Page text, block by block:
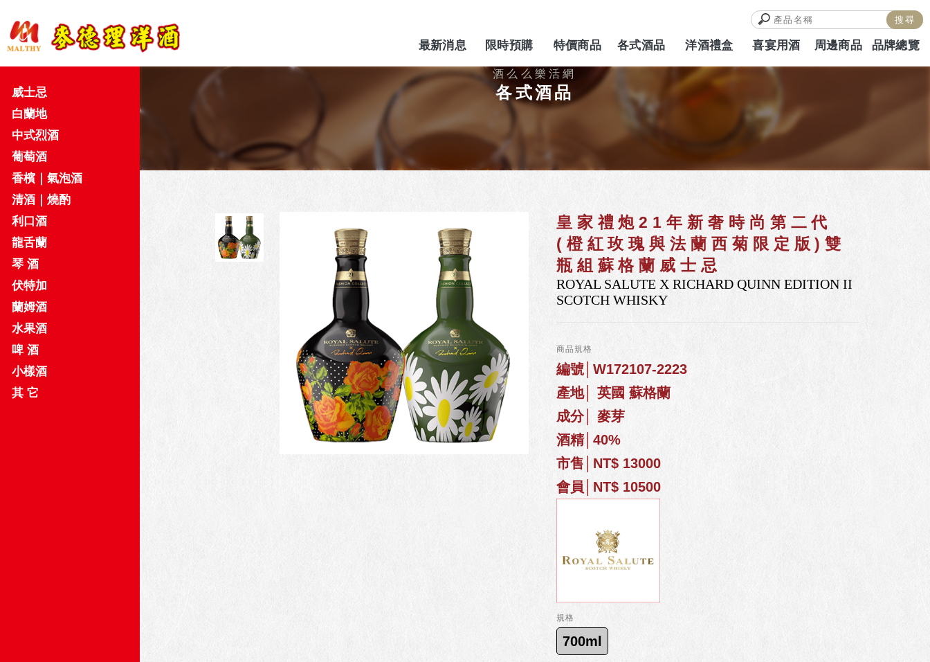
最新消息
NEWS
限時預購
PREORDER
特價商品
SPECIAL
各式酒品 洋酒禮盒
HAMPERS
喜宴用酒
WEDDING
周邊商品 品牌總覽
各式酒品
皇家禮炮21年新奢時尚第二代
(橙紅玫瑰與法蘭西菊限定版)雙
瓶組蘇格蘭威士忌
ROYAL SALUTE X RICHARD QUINN EDITION II
SCOTCH WHISKY
商品規格
編號│W172107-2223
產地│ 英國 蘇格蘭
成分│ 麥芽
酒精│40%
市售│NT$ 13000
會員│NT$ 10500
規格
700ml
威士忌
白蘭地
中式烈酒
葡萄酒
香檳｜氣泡酒
清酒｜燒酌
利口酒
龍舌蘭
琴 酒
伏特加
蘭姆酒
水果酒
啤 酒
小樣酒
其 它